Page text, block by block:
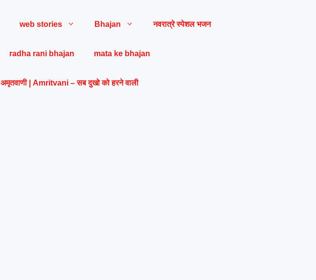
web stories Bhajan नवरात्रे स्पेशल भजन
radha rani bhajan mata ke bhajan
अमृतवाणी | Amritvani – सब दुखो को हरने वाली